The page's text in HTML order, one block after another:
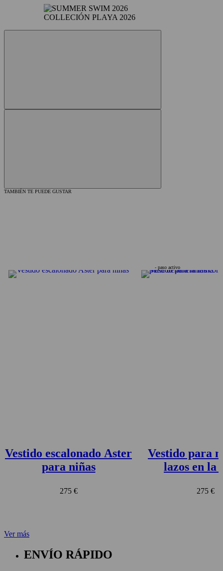
COLLECIÓN PLAYA 2026
TAMBIÉN TE PUEDE GUSTAR
- paso activo
Vestido escalonado Aster
para niñas
275 €
Vestido para
lazos en la
275 €
Ver más
ENVÍO RÁPIDO